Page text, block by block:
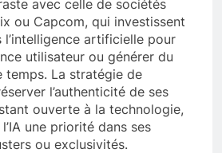
avec celle de sociétés
ou Capcom, qui investissent
l’intelligence artificielle pour
utilisateur ou générer du
temps. La stratégie de
l’authenticité de ses
ouverte à la technologie,
une priorité dans ses
ou exclusivités.